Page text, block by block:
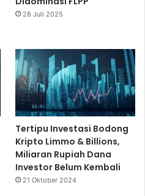
28 Juli 2025
Tertipu Investasi Bodong
Kripto Limmo & Billions,
Miliaran Rupiah Dana
Investor Belum Kembali
21 Oktober 2024